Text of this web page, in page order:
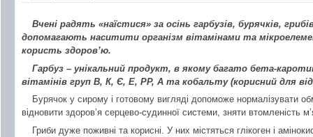
Вчені радять «наїстися» за осінь гарбузів, бурячків,
допомагають наситити організм вітамінами та
користь здоров’ю.
Гарбуз – унікальний продукт, в якому багато бета-
вітамінів груп В, К, Є, Е, РР, А та кобальту (корисний для
Бурячок у сирому і готовому вигляді допоможе нормалізувати
відновити здоров’я серцево-судинної системи, зняти втомленість
Гриби дуже поживні та корисні. У них містяться глікоген і